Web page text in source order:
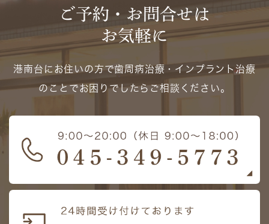
ご予約・お問合せは
お気軽に
港南台にお住いの方で歯周病治療・インプラント治療
のことでお困りでしたらご相談ください。